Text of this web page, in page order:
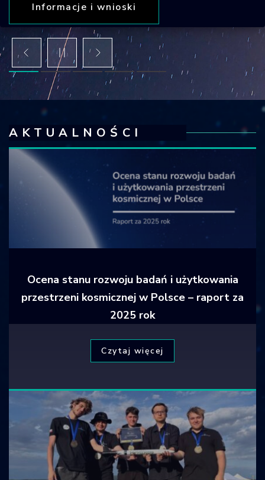
Informacje i wnioski
AKTUALNOŚCI
Ocena stanu rozwoju badań i użytkowania
przestrzeni kosmicznej w Polsce – raport za
2025 rok
Czytaj więcej